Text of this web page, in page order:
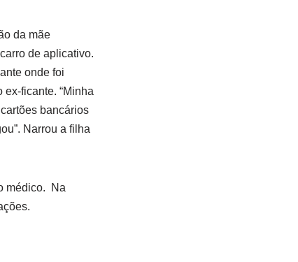
da mãe
de aplicativo.
onde foi
ficante. “Minha
bancários
Narrou a filha
médico. Na